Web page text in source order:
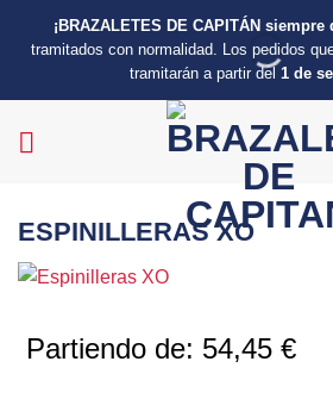
¡BRAZALETES DE CAPITÁN
tramitados con normalidad. Los pedidos
tramitarán a partir del 1 de
ESPINILLERAS XO
Partiendo de: 54,45 €